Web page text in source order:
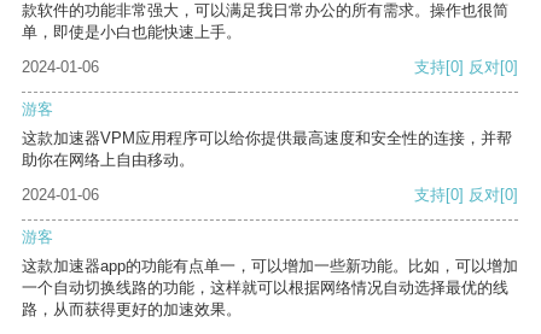
款软件的功能非常强大，可以满足我日常办公的所有需求。操作也很简
单，即使是小白也能快速上手。
2024-01-06
支持[0] 反对[0]
游客
这款加速器VPM应用程序可以给你提供最高速度和安全性的连接，并帮
助你在网络上自由移动。
2024-01-06
支持[0] 反对[0]
游客
这款加速器app的功能有点单一，可以增加一些新功能。比如，可以增加
一个自动切换线路的功能，这样就可以根据网络情况自动选择最优的线
路，从而获得更好的加速效果。